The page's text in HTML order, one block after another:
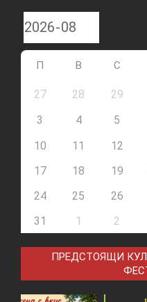
П В С
27 28 29
3
4 5
10 11 12
17
18 19
24
25 26
31
1 2
ПРЕДСТОЯЩИ